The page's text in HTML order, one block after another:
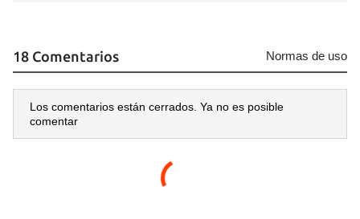
18 Comentarios Normas de uso
Los comentarios están cerrados. Ya no es posible
comentar